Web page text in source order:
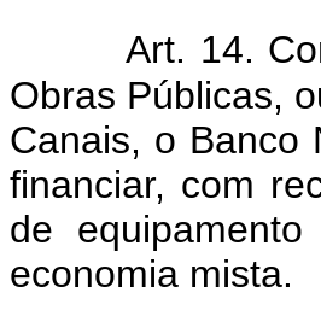
Art. 14.
Obras Públicas,
Canais, o Banco
financiar, com
de
economia mista.